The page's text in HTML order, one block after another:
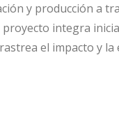
y producción a
proyecto integra
el impacto y la